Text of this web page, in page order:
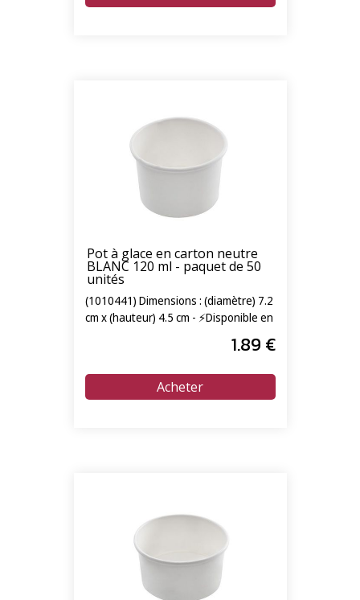
Pot à glace en carton neutre
BLANC 120 ml - paquet de 50
unités
(1010441) Dimensions : (diamètre) 7.2
cm x (hauteur) 4.5 cm - ⚡Disponible en
1.89 €